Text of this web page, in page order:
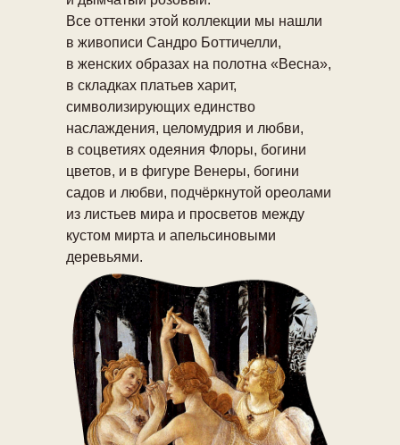
Все оттенки этой коллекции мы нашли
в живописи Сандро Боттичелли,
в женских образах на полотна «Весна»,
в складках платьев харит,
символизирующих единство
наслаждения, целомудрия и любви,
в соцветиях одеяния Флоры, богини
цветов, и в фигуре Венеры, богини
садов и любви, подчёркнутой ореолами
из листьев мира и просветов между
кустом мирта и апельсиновыми
деревьями.